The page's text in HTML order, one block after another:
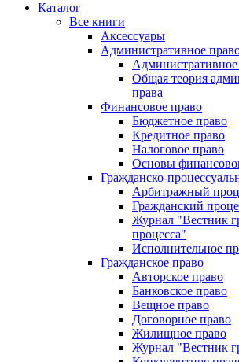
Каталог
Все книги
Аксессуары
Административное
Административное
Общая теория
права
Финансовое право
Бюджетное право
Кредитное право
Налоговое право
Основы
Гражданско-
Арбитражный
Гражданский
Журнал "Вестник
процесса"
Исполнительное
Гражданское право
Авторское право
Банковское право
Вещное право
Договорное право
Жилищное право
Журнал "Вестник